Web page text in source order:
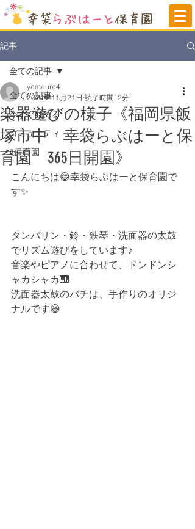
記事
全ての記事
今すぐ始める
コミュニティ
#保育園
全ての記事
楽器遊びの様子《福岡県飯
塚市中 幸袋らぶはーと保
育園 365日開園》
yamaura4
2024年11月21日 読了時間: 2分
こんにちは😄幸袋らぶはーと保育園で
す✨
タンバリン・鈴・鉄琴・洗面器の太鼓
でリズム遊びをしています♪
音楽やピアノに合わせて、ドンドンシ
ャカシャカ🎹
洗面器太鼓のバチは、手作りのオリジ
ナルです😆